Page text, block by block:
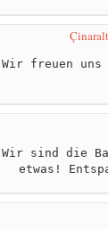
Wir freuen uns
Wir sind die
etwas!